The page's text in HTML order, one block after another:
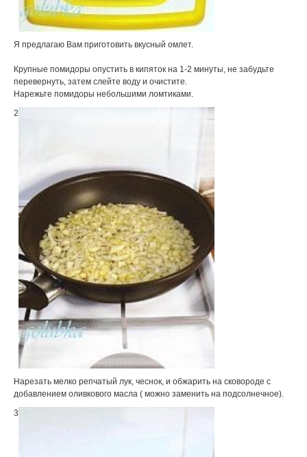
Я предлагаю Вам приготовить вкусный омлет.
Крупные помидоры опустить в кипяток на 1-2 минуты, не забудьте
перевернуть, затем слейте воду и очистите.
Нарежьте помидоры небольшими ломтиками.
2
Нарезать мелко репчатый лук, чеснок, и обжарить на сковороде с
добавлением оливкового масла ( можно заменить на подсолнечное).
3